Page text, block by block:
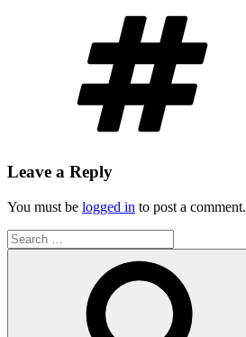
Leave a Reply
You must be logged in to post a comment.
Search
for: